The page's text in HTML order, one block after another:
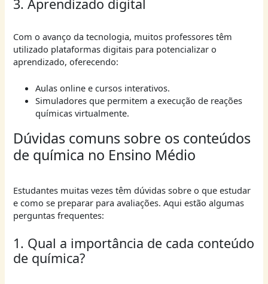
3. Aprendizado digital
Com o avanço da tecnologia, muitos professores têm
utilizado plataformas digitais para potencializar o
aprendizado, oferecendo:
Aulas online e cursos interativos.
Simuladores que permitem a execução de reações
químicas virtualmente.
Dúvidas comuns sobre os conteúdos
de química no Ensino Médio
Estudantes muitas vezes têm dúvidas sobre o que estudar
e como se preparar para avaliações. Aqui estão algumas
perguntas frequentes:
1. Qual a importância de cada conteúdo
de química?